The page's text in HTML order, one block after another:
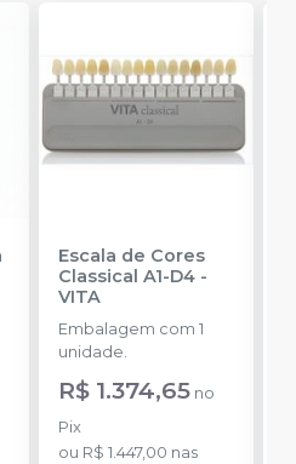
Escala de Cores
Classical A1-D4-
VITA
Embalagem com 1
unidade.
R$ 1.374,65 no
Pix
ou R$ 1.447,00 nas